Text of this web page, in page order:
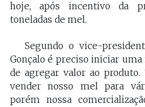
hoje, após incentivo da
toneladas de mel.
Segundo o vice-
Gonçalo é preciso iniciar
de agregar valor ao produto.
vender nosso mel para
porém nossa